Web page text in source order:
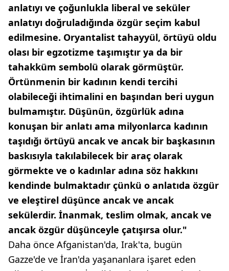
anlatıyı ve çoğunlukla liberal ve seküler
anlatıyı doğruladığında özgür seçim kabul
edilmesine. Oryantalist tahayyül, örtüyü oldu
olası bir egzotizme taşımıştır ya da bir
tahakküm sembolü olarak görmüştür.
Örtünmenin bir kadının kendi tercihi
olabileceği ihtimalini en başından beri uygun
bulmamıştır. Düşünün, özgürlük adına
konuşan bir anlatı ama milyonlarca kadının
taşıdığı örtüyü ancak ve ancak bir başkasının
baskısıyla takılabilecek bir araç olarak
görmekte ve o kadınlar adına söz hakkını
kendinde bulmaktadır çünkü o anlatıda özgür
ve eleştirel düşünce ancak ve ancak
sekülerdir. İnanmak, teslim olmak, ancak ve
ancak özgür düşünceyle çatışırsa olur."
Daha önce Afganistan'da, Irak'ta, bugün
Gazze'de ve İran'da yaşananlara işaret eden